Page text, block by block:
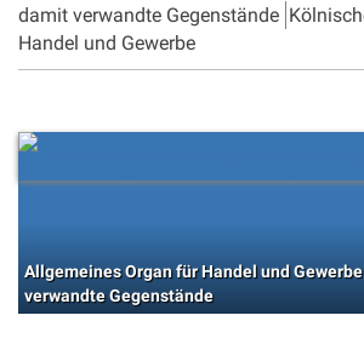
damit verwandte Gegenstände
Handel und Gewerbe
Allgemeines Organ für Handel und
verwandte Gegenstände